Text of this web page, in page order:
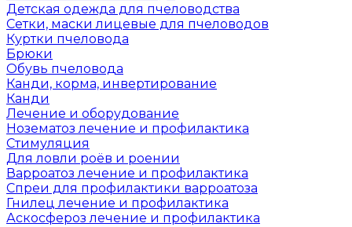
Детская одежда для пчеловодства
Сетки, маски лицевые для пчеловодов
Куртки пчеловода
Брюки
Обувь пчеловода
Канди, корма, инвертирование
Канди
Лечение и оборудование
Нозематоз лечение и профилактика
Стимуляция
Для ловли роёв и роении
Варроатоз лечение и профилактика
Спреи для профилактики варроатоза
Гнилец лечение и профилактика
Аскосфероз лечение и профилактика